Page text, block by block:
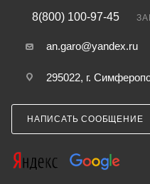
8(800) 100-97-45
an.garo@yandex.ru
295022, г.
НАПИСАТЬ СООБЩЕНИЕ